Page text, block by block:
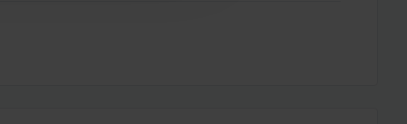
Rahmen Ihrer Nutzung